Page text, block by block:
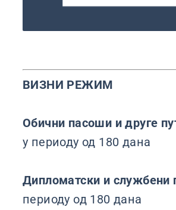
ВИЗНИ РЕЖИМ
Обични пасоши и друге
у периоду од 180 дана
Дипломатски и службени
периоду од 180 дана